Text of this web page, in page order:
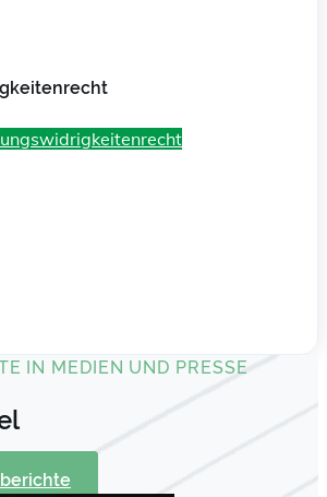
IN MEDIEN UND PRESSE